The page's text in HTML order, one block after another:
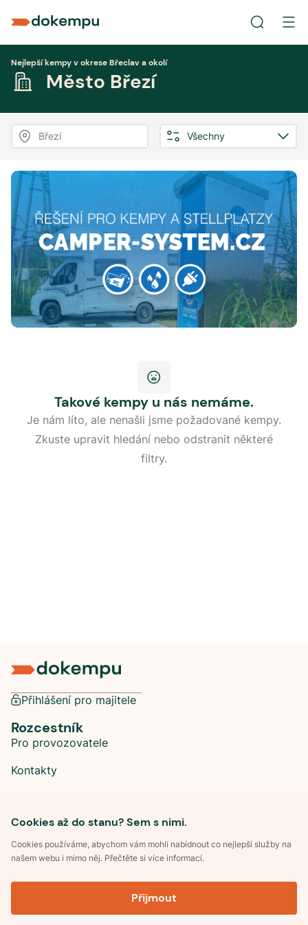
Nejlepší kempy v okrese Břeclav a okolí
Město Březí
Březí Všechny
Takové kempy u nás nemáme.
Je nám líto, ale nenašli jsme požadované kempy.
Zkuste upravit hledání nebo odstranit některé
filtry.
Cookies až do stanu? Sem s nimi.
Cookies používáme, abychom vám mohli nabídnout co nejlepší služby na
našem webu i mimo něj. Přečtěte si více informací.
Přijmout
Přihlášení pro majitele
Rozcestník
Pro provozovatele
Kontakty
Sociální sítě